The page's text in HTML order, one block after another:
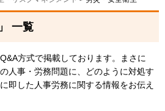
一覧
方式で掲載しております。まさに
人事・労務問題に、どのように対処す
即した人事労務に関する情報をお伝え